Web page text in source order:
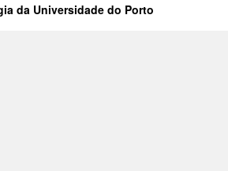
da Universidade do Porto